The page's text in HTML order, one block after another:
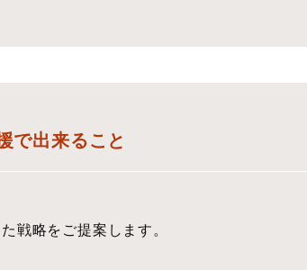
で出来ること
戦略をご提案します。